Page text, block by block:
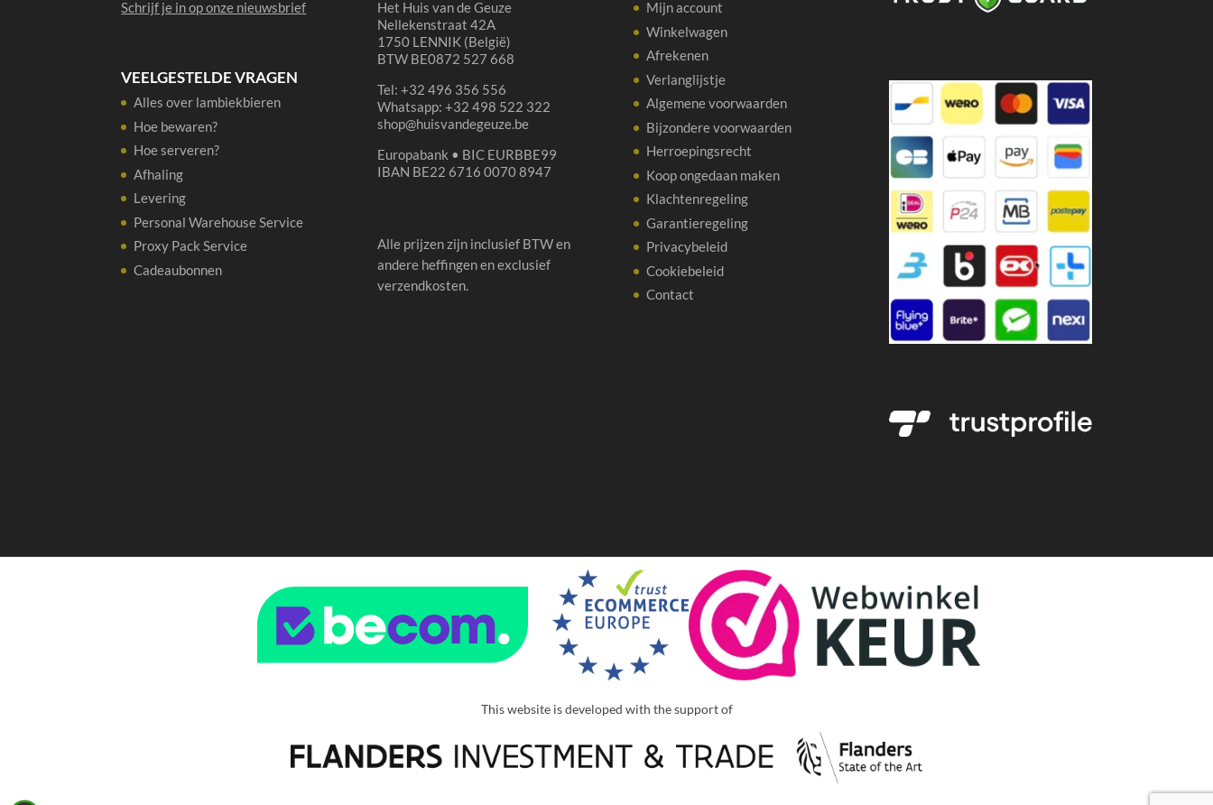
Schrijf je in op onze nieuwsbrief
VEELGESTELDE VRAGEN
Alles over lambiekbieren
Hoe bewaren?
Hoe serveren?
Afhaling
Levering
Personal Warehouse Service
Proxy Pack Service
Cadeaubonnen
Het Huis van de Geuze
Nellekenstraat 42A
1750 LENNIK (België)
BTW BE0872 527 668
Tel: +32 496 356 556
Whatsapp: +32 498 522 322
shop@huisvandegeuze.be
Europabank • BIC EURBBE99
IBAN BE22 6716 0070 8947
Alle prijzen zijn inclusief BTW en
andere heffingen en exclusief
verzendkosten.
Mijn account
Winkelwagen
Afrekenen
Verlanglijstje
Algemene voorwaarden
Bijzondere voorwaarden
Herroepingsrecht
Koop ongedaan maken
Klachtenregeling
Garantieregeling
Privacybeleid
Cookiebeleid
Contact
This website is developed with the support of